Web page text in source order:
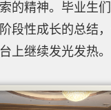
的精神。毕业生
段性成长的总结
上继续发光发热。